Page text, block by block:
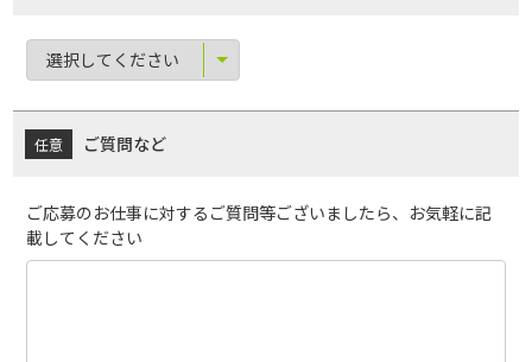
ご質問など
ご応募のお仕事に対するご質問等ございましたら、お気軽に記
載してください